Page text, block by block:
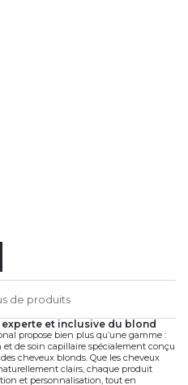
de produits
experte et inclusive du blond
propose bien plus qu’une gamme :
et de soin capillaire spécialement conçu
cheveux blonds. Que les cheveux
clairs, chaque produit
et personnalisation, tout en